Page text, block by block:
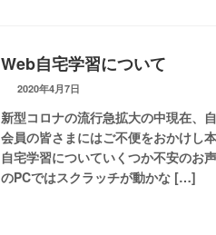
Web自宅学習について
2020年4月7日
新型コロナの流行急拡大の中現在、
会員の皆さまにはご不便をおかけし
自宅学習についていくつか不安のお
のPCではスクラッチが動かな […]